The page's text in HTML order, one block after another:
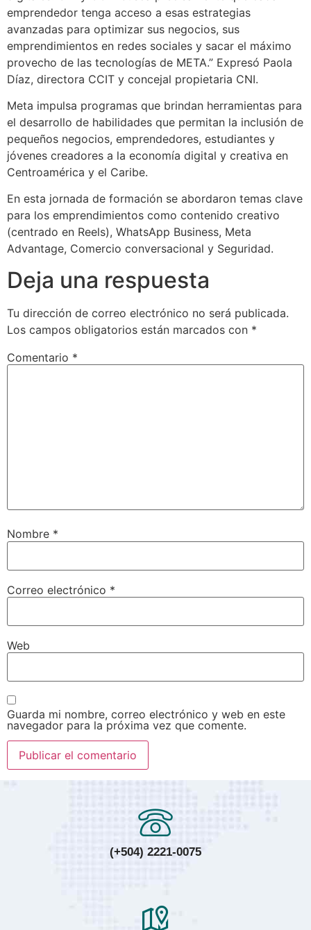
emprendedor tenga acceso a esas estrategias
avanzadas para optimizar sus negocios, sus
emprendimientos en redes sociales y sacar el máximo
provecho de las tecnologías de META.” Expresó Paola
Díaz, directora CCIT y concejal propietaria CNI.
Meta impulsa programas que brindan herramientas para
el desarrollo de habilidades que permitan la inclusión de
pequeños negocios, emprendedores, estudiantes y
jóvenes creadores a la economía digital y creativa en
Centroamérica y el Caribe.
En esta jornada de formación se abordaron temas clave
para los emprendimientos como contenido creativo
(centrado en Reels), WhatsApp Business, Meta
Advantage, Comercio conversacional y Seguridad.
Deja una respuesta
Tu dirección de correo electrónico no será publicada.
Los campos obligatorios están marcados con *
Comentario *
Nombre *
Correo electrónico *
Web
Guarda mi nombre, correo electrónico y web en este
navegador para la próxima vez que comente.
(+504) 2221-0075